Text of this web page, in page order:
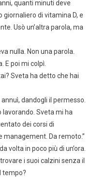
quanti minuti deve
di vitamina D, e
Usò un’altra parola, ma
nulla. Non una parola.
E poi mi colpì.
Sveta ha detto che hai
dandogli il permesso.
lavorando. Sveta mi ha
dei corsi di
Da remoto.”
volta in poco più di un’ora.
i suoi calzini senza il
tempo?